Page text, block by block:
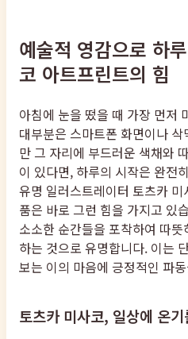
예술적 영감으로 하
코 아트프린트의 힘
아침에 눈을 떴을 때 가장 먼저
대부분은 스마트폰 화면이나
만 그 자리에 부드러운 색채와
이 있다면, 하루의 시작은 완전
유명 일러스트레이터 토츠카
품은 바로 그런 힘을 가지고 있
소소한 순간들을 포착하여 따
하는 것으로 유명합니다. 이는
보는 이의 마음에 긍정적인 파
토츠카 미사코, 일상에 온